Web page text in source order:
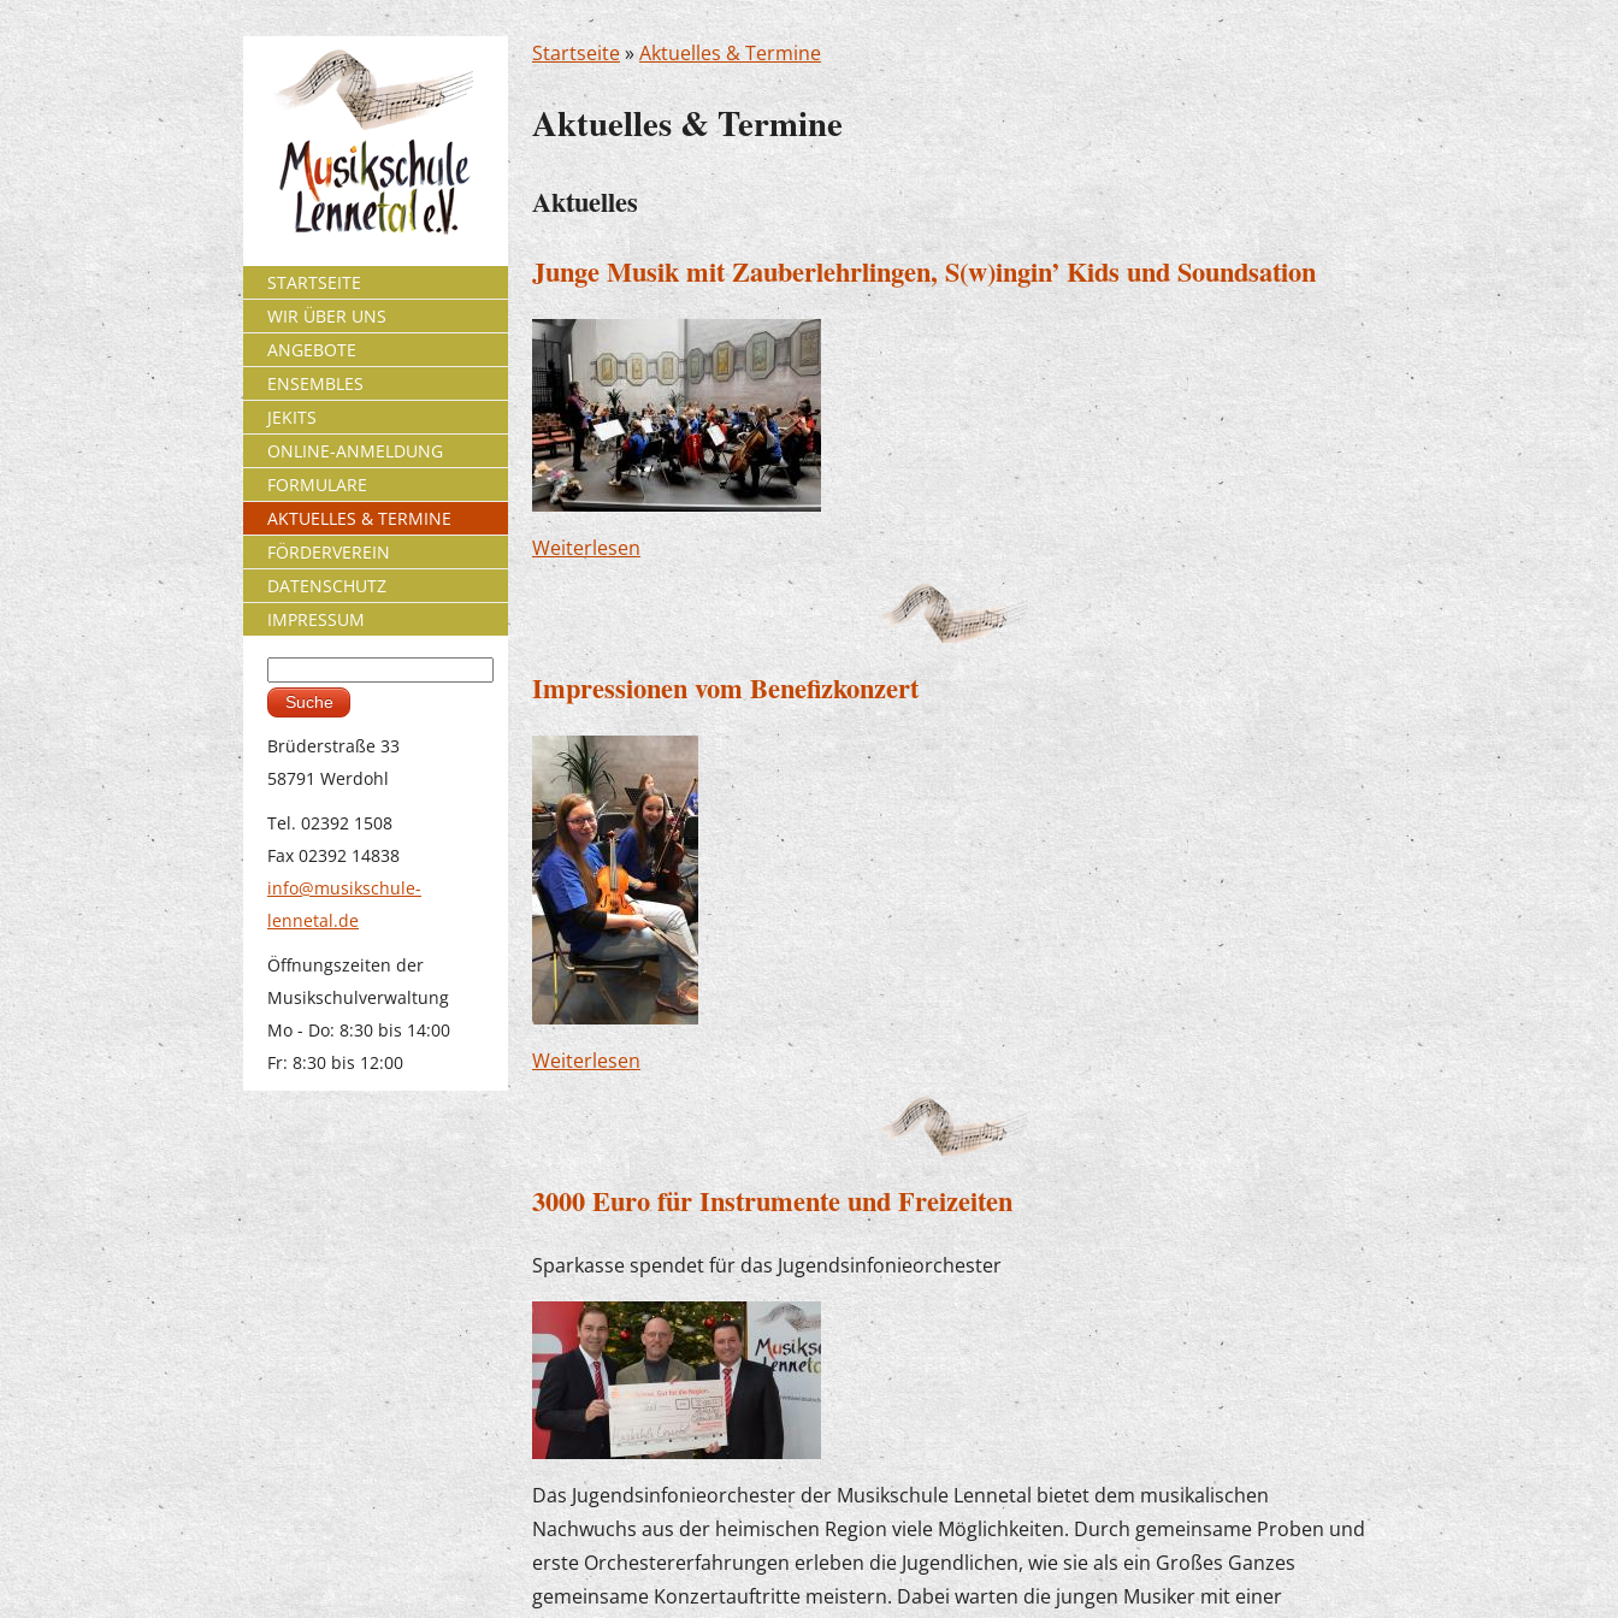
Startseite»Aktuelles & Termine
Aktuelles & Termine
Aktuelles
Junge Musik mit Zauberlehrlingen, S(w)ingin’ Kids und Soundsation
Weiterlesenüber Junge Musik mit Zauberlehrlingen, S(w)ingin’ Kids und Soundsation
Impressionen vom Benefizkonzert
Weiterlesen über Impressionen vom Benefizkonzert
3000 Euro für Instrumente und Freizeiten
Sparkasse spendet für das Jugendsinfonieorchester
Das Jugendsinfonieorchester der Musikschule Lennetal bietet dem musikalischen
Nachwuchs aus der heimischen Region viele Möglichkeiten. Durch gemeinsame Proben und
erste Orchestererfahrungen erleben die Jugendlichen, wie sie als ein Großes Ganzes
gemeinsame Konzertauftritte meistern. Dabei warten die jungen Musiker mit einer
STARTSEITE
WIR ÜBER UNS
ANGEBOTE
ENSEMBLES
JEKITS
ONLINE-ANMELDUNG
FORMULARE
AKTUELLES & TERMINE
FÖRDERVEREIN
DATENSCHUTZ
IMPRESSUM
Suchformular
Brüderstraße 33
58791 Werdohl
Tel. 02392 1508
Fax 02392 14838
info@musikschule-
lennetal.de
Öffnungszeiten der
Musikschulverwaltung
Mo - Do: 8:30 bis 14:00
Fr: 8:30 bis 12:00